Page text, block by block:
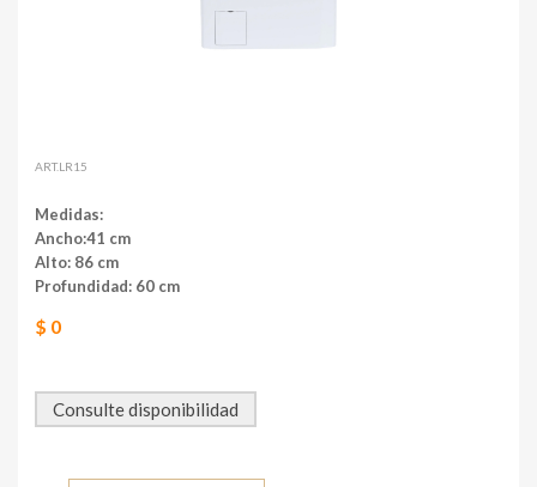
ART.LR15
Medidas:
Ancho:41 cm
Alto: 86 cm
Profundidad: 60 cm
$ 0
Consulte disponibilidad